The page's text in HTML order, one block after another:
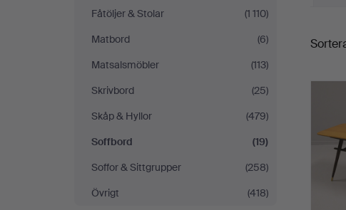
Fåtöljer & Stolar
(1 110)
Matbord
(6)
Matsalsmöbler
(113)
Skrivbord
(25)
Skåp & Hyllor
(479)
Soffbord
(19)
Soffor & Sittgrupper
(258)
Övrigt
(418)